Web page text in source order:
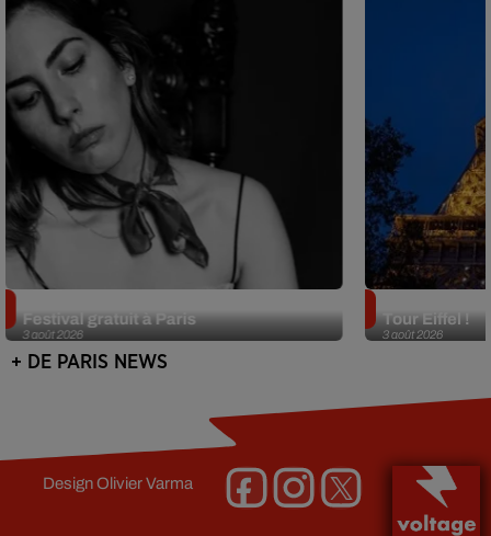
3 août 2026
Festival gratuit à Paris
3 août 2026
Tour Eiffel !
+ DE PARIS NEWS
DesignOlivier Varma